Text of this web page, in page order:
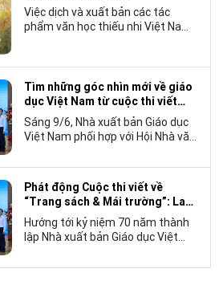
Việc dịch và xuất bản các tác
phẩm văn học thiếu nhi Việt Nam
tế, mà còn góp phần đưa những
câu chuyện mang đậm bản sắc
văn hóa Việt Nam bước ra thế giới.
Tìm những góc nhìn mới về giáo
dục Việt Nam từ cuộc thi viết
“Trang sách và Mái trường”
Sáng 9/6, Nhà xuất bản Giáo dục
Việt Nam phối hợp với Hội Nhà văn
cuộc thi viết về “Trang sách và
Mái trường”, hướng tới kỷ niệm 70
năm thành lập Nhà xuất bản Giáo
dục Việt Nam vào năm 2027.
Phát động Cuộc thi viết về
“Trang sách & Mái trường”: Lan
tỏa tình yêu học tập, tôn vinh
những giá trị bền vững của giáo
dục
Hướng tới kỷ niệm 70 năm thành
lập Nhà xuất bản Giáo dục Việt
NXBGDVN phối hợp với Hội Nhà